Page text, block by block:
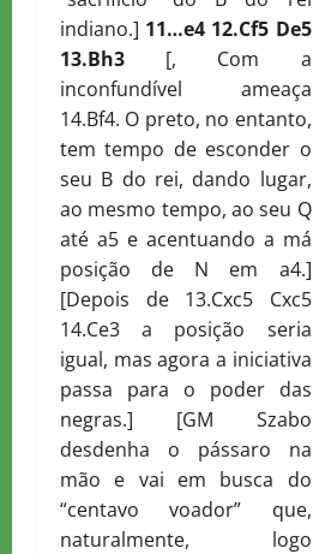
indiano.] 11…e4 12.Cf5 De5
13.Bh3 [, Com a
inconfundível ameaça
14.Bf4. O preto, no entanto,
tem tempo de esconder o
seu B do rei, dando lugar,
ao mesmo tempo, ao seu Q
até a5 e acentuando a má
posição de N em a4.]
[Depois de 13.Cxc5 Cxc5
14.Ce3 a posição seria
igual, mas agora a iniciativa
passa para o poder das
negras.] [GM Szabo
desdenha o pássaro na
mão e vai em busca do
“centavo voador” que,
naturalmente, logo